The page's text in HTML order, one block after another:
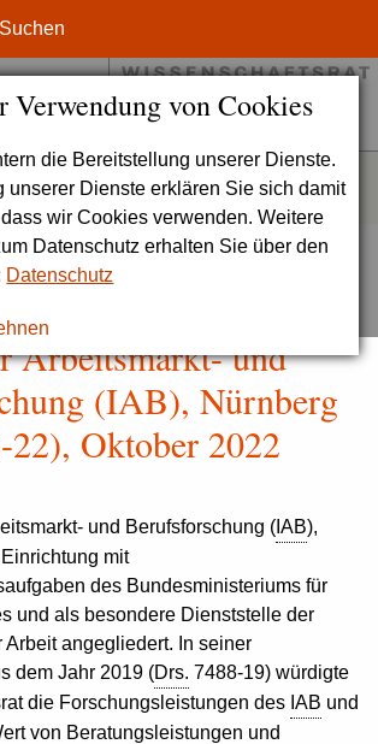
Verwendung von Cookies
die Bereitstellung unserer Dienste.
unserer Dienste erklären Sie sich damit
wir Cookies verwenden. Weitere
Datenschutz erhalten Sie über den
Datenschutz
Suchen
Empfehlungen aus
Evaluation des
Arbeitsmarkt- und
(IAB), Nürnberg
Oktober 2022
und Berufsforschung ( IAB),
mit
des Bundesministeriums für
und als besondere Dienststelle der
Arbeit angegliedert. In seiner
dem Jahr 2019 (Drs. 7488-19) würdigte
die Forschungsleistungen des IAB und
von Beratungsleistungen und